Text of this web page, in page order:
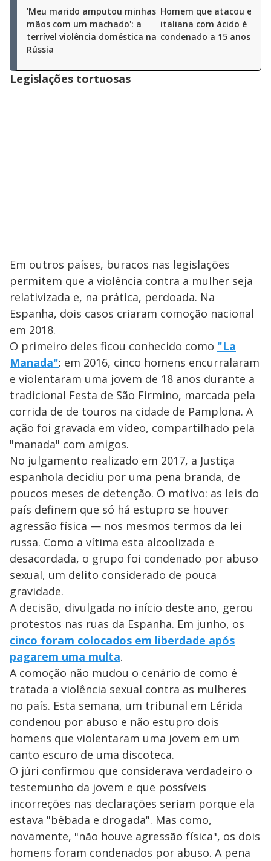
'Meu marido amputou minhas
mãos com um machado': a
terrível violência doméstica na
Rússia
Homem que atacou ex-
italiana com ácido é
condenado a 15 anos
Legislações tortuosas
Em outros países, buracos nas legislações
permitem que a violência contra a mulher seja
relativizada e, na prática, perdoada. Na
Espanha, dois casos criaram comoção nacional
em 2018.
O primeiro deles ficou conhecido como "La
Manada": em 2016, cinco homens encurralaram
e violentaram uma jovem de 18 anos durante a
tradicional Festa de São Firmino, marcada pela
corrida de de touros na cidade de Pamplona. A
ação foi gravada em vídeo, compartilhado pela
"manada" com amigos.
No julgamento realizado em 2017, a Justiça
espanhola decidiu por uma pena branda, de
poucos meses de detenção. O motivo: as leis do
país definem que só há estupro se houver
agressão física — nos mesmos termos da lei
russa. Como a vítima esta alcoolizada e
desacordada, o grupo foi condenado por abuso
sexual, um delito considerado de pouca
gravidade.
A decisão, divulgada no início deste ano, gerou
protestos nas ruas da Espanha. Em junho, os
cinco foram colocados em liberdade após
pagarem uma multa.
A comoção não mudou o cenário de como é
tratada a violência sexual contra as mulheres
no país. Esta semana, um tribunal em Lérida
condenou por abuso e não estupro dois
homens que violentaram uma jovem em um
canto escuro de uma discoteca.
O júri confirmou que considerava verdadeiro o
testemunho da jovem e que possíveis
incorreções nas declarações seriam porque ela
estava "bêbada e drogada". Mas como,
novamente, "não houve agressão física", os dois
homens foram condenados por abuso. A pena